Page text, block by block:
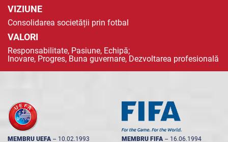
VIZIUNE
Consolidarea societății prin fotbal
VALORI
Responsabilitate, Pasiune, Echipă;
Inovare, Progres, Buna guvernare, Dezvoltarea profesională
MEMBRU UEFA -- 10.02.1993 MEMBRU FIFA -- 16.06.1994